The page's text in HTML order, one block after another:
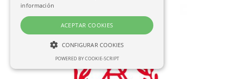
información
ACEPTAR COOKIES
CONFIGURAR COOKIES
NECESARIASPOWERED BY COOKIE-SCRIPT